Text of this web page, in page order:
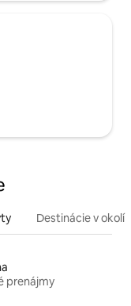
Destinácie v okolí
prenájmy